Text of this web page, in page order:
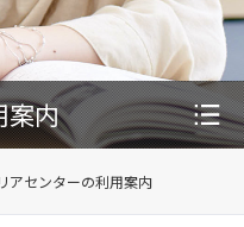
案内
アセンターの利用案内